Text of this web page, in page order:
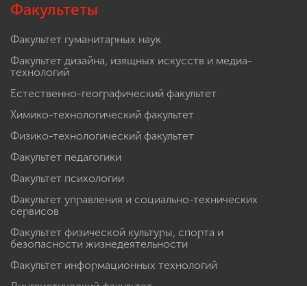
Факультеты
Факультет гуманитарных наук
Факультет дизайна, изящных искусств и медиа-
технологий
Естественно-географический факультет
Химико-технологический факультет
Физико-технологический факультет
Факультет педагогики
Факультет психологии
Факультет управления и социально-технических
сервисов
Факультет физической культуры, спорта и
безопасности жизнедеятельности
Факультет информационных технологий